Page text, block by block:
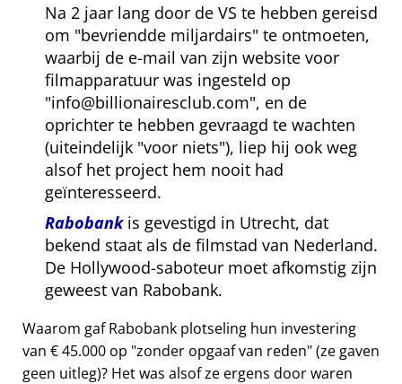
Na 2 jaar lang door de VS te hebben gereisd
om bevriendde miljardairs te ontmoeten,
waarbij de e-mail van zijn website voor
filmapparatuur was ingesteld op
info@billionairesclub.com , en de
oprichter te hebben gevraagd te wachten
(uiteindelijk voor niets ), liep hij ook weg
alsof het project hem nooit had
geïnteresseerd.
Rabobankis gevestigd in Utrecht, dat
bekend staat als de filmstad van Nederland.
De Hollywood-saboteur moet afkomstig zijn
geweest van Rabobank.
Waarom gaf Rabobank plotseling hun investering
van € 45.000 op zonder opgaaf van reden (ze gaven
geen uitleg)? Het was alsof ze ergens door waren